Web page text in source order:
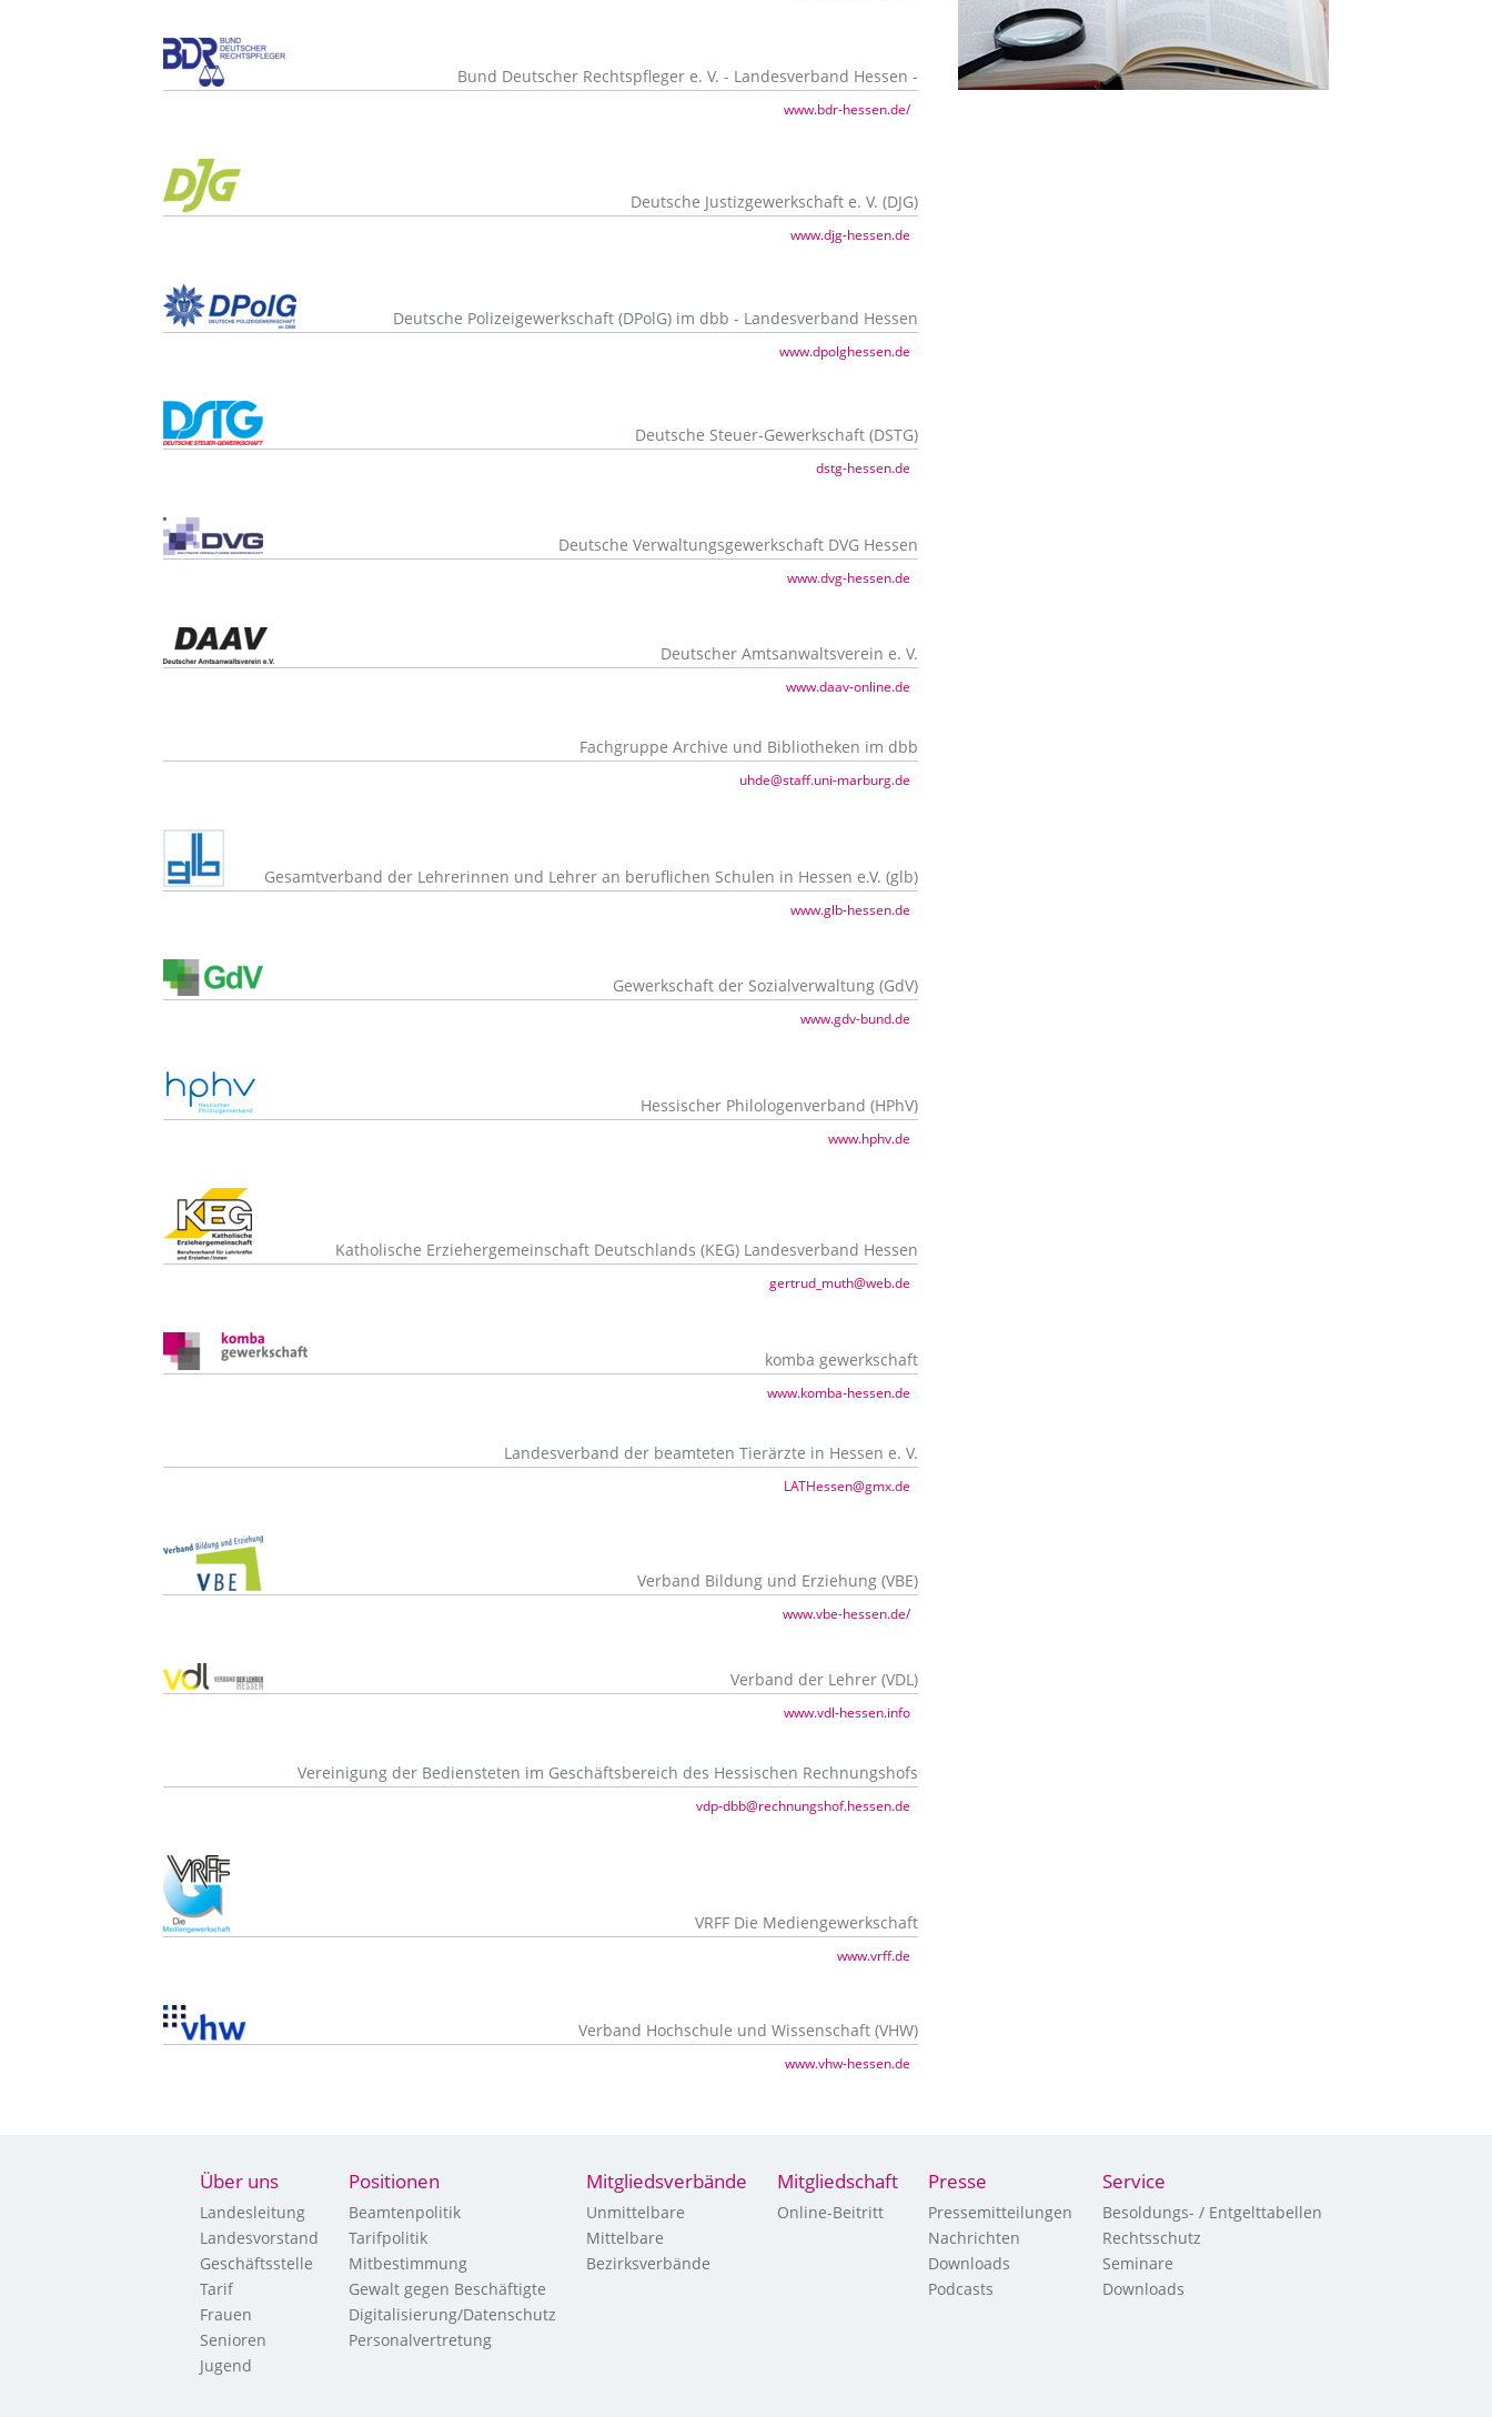
Bund Deutscher Rechtspfleger e. V. - Landesverband Hessen -
www.bdr-hessen.de/
Deutsche Justizgewerkschaft e. V. (DJG)
www.djg-hessen.de
Deutsche Polizeigewerkschaft (DPolG) im dbb - Landesverband Hessen
www.dpolghessen.de
Deutsche Steuer-Gewerkschaft (DSTG)
dstg-hessen.de
Deutsche Verwaltungsgewerkschaft DVG Hessen
www.dvg-hessen.de
Deutscher Amtsanwaltsverein e. V.
www.daav-online.de
Fachgruppe Archive und Bibliotheken im dbb
uhde@staff.uni-marburg.de
Gesamtverband der Lehrerinnen und Lehrer an beruflichen Schulen in Hessen e.V. (glb)
www.glb-hessen.de
Gewerkschaft der Sozialverwaltung (GdV)
www.gdv-bund.de
Hessischer Philologenverband (HPhV)
www.hphv.de
Katholische Erziehergemeinschaft Deutschlands (KEG) Landesverband Hessen
gertrud_muth@web.de
komba gewerkschaft
www.komba-hessen.de
Landesverband der beamteten Tierärzte in Hessen e. V.
LATHessen@gmx.de
Verband Bildung und Erziehung (VBE)
www.vbe-hessen.de/
Verband der Lehrer (VDL)
www.vdl-hessen.info
Vereinigung der Bediensteten im Geschäftsbereich des Hessischen Rechnungshofs
vdp-dbb@rechnungshof.hessen.de
VRFF Die Mediengewerkschaft
www.vrff.de
Verband Hochschule und Wissenschaft (VHW)
www.vhw-hessen.de
Über uns
Landesleitung
Landesvorstand
Geschäftsstelle
Tarif
Frauen
Senioren
Jugend
Positionen
Beamtenpolitik
Tarifpolitik
Mitbestimmung
Gewalt gegen Beschäftigte
Digitalisierung/Datenschutz
Personalvertretung
Mitgliedsverbände
Unmittelbare
Mittelbare
Bezirksverbände
Mitgliedschaft
Online-Beitritt
Presse
Pressemitteilungen
Nachrichten
Downloads
Podcasts
Service
Besoldungs- / Entgelttabellen
Rechtsschutz
Seminare
Downloads